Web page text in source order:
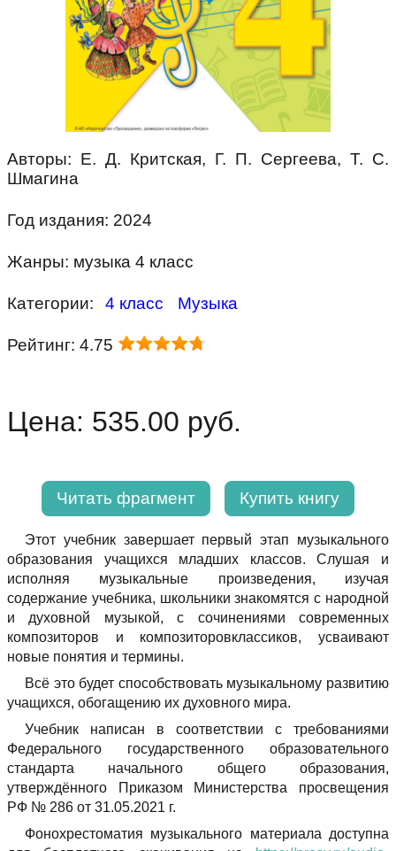
Авторы: Е. Д. Критская, Г. П. Сергеева, Т. С.
Шмагина
Год издания: 2024
Жанры: музыка 4 класс
Категории: 4 класс Музыка
Рейтинг: 4.75
Цена: 535.00 руб.
Читать фрагмент Купить книгу
Этот учебник завершает первый этап музыкального
образования учащихся младших классов. Слушая и
исполняя музыкальные произведения, изучая
содержание учебника, школьники знакомятся с народной
и духовной музыкой, с сочинениями современных
композиторов и композиторовклассиков, усваивают
новые понятия и термины.
Всё это будет способствовать музыкальному развитию
учащихся, обогащению их духовного мира.
Учебник написан в соответствии с требованиями
Федерального государственного образовательного
стандарта начального общего образования,
утверждённого Приказом Министерства просвещения
РФ № 286 от 31.05.2021 г.
Фонохрестоматия музыкального материала доступна